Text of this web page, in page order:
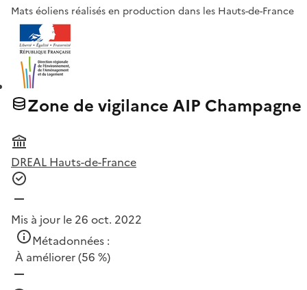
Mats éoliens réalisés en production dans les Hauts-de-France
Zone de vigilance AIP Champagne
DREAL Hauts-de-France
Mis à jour le 26 oct. 2022
Métadonnées :
À améliorer(56 %)